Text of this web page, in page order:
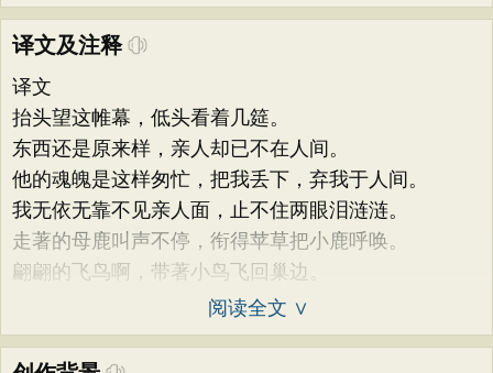
译文及注释
译文
抬头望这帷幕，低头看着几筵。
东西还是原来样，亲人却已不在人间。
他的魂魄是这样匆忙，把我丢下，弃我于人间。
我无依无靠不见亲人面，止不住两眼泪涟涟。
走著的母鹿叫声不停，衔得苹草把小鹿呼唤。
翩翩的飞鸟啊，带著小鸟飞回巢边。
阅读全文 ∨